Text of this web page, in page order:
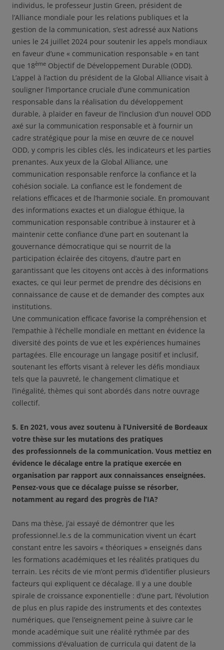
individus, le professeur Justin Green, président de
l’Alliance mondiale pour les relations publiques et la
gestion de la communication, s’est adressé aux Nations
unies le 24 juillet 2024 pour soutenir les appels mondiaux
en faveur d’une « communication responsable » en tant
que 18ème Objectif de Développement Durable (ODD).
L’appel à l’action du président de la Global Alliance visait à
souligner l’importance cruciale d’une communication
responsable dans la réalisation du développement
durable, à plaider en faveur de l’inclusion d’un nouvel ODD
axé sur la communication responsable et à fournir un
cadre stratégique pour la mise en œuvre de ce nouvel
ODD, y compris les cibles clés, les indicateurs et les parties
prenantes. Aux yeux de la Global Alliance, une
communication responsable renforce la confiance et la
cohésion sociale. La confiance est le fondement de
relations efficaces et de l’harmonie sociale. En promouvant
des informations exactes et un dialogue éthique, la
communication responsable contribue à instaurer et à
maintenir cette confiance d’une part en soutenant la
gouvernance démocratique qui se nourrit de la
participation éclairée des citoyens, d’autre part en
garantissant que les citoyens ont accès à des informations
exactes, ce qui leur permet de prendre des décisions en
connaissance de cause et de demander des comptes aux
institutions.
Une communication efficace favorise la compréhension et
l’empathie à l’échelle mondiale en mettant en évidence la
diversité des points de vue et les expériences humaines
partagées. Elle encourage un langage positif et inclusif,
soutenant les efforts visant à relever les défis mondiaux
tels que la pauvreté, le changement climatique et
l’inégalité, thèmes qui sont abordés dans notre ouvrage
collectif.
5. En 2021, vous avez soutenu à l’Université de Bordeaux
votre thèse sur les mutations des pratiques
des professionnels de la communication. Vous mettiez en
évidence le décalage entre la pratique exercée en
organisation par rapport aux connaissances enseignées.
Pensez-vous que ce décalage puisse se résorber,
notamment au regard des progrès de l’IA?
Dans ma thèse, j’ai essayé de démontrer que les
professionnel.le.s de la communication vivent un écart
constant entre les savoirs « théoriques » enseignés dans
les formations académiques et les réalités pratiques du
terrain. Les récits de vie m’ont permis d’identifier plusieurs
facteurs qui expliquent ce décalage. Il y a une double
spirale de croissance exponentielle : d’une part, l’évolution
de plus en plus rapide des instruments et des contextes
numériques, que l’enseignement peine à suivre car le
monde académique suit une réalité rythmée par des
commissions d’évaluation de curricula qui datent de la